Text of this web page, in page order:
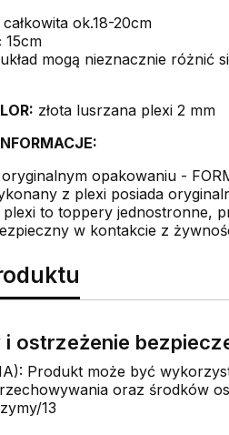
ok.18-20cm
15cm
mogą nieznacznie różnić
złota lusrzana plexi 2 mm
opakowaniu -
z plexi posiada
to toppery jednostronne,
w kontakcie z
ostrzeżenie
Produkt może być
oraz środków
13